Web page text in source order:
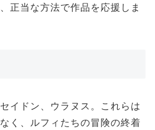
正当な方法で作品を応援しま
イドン、ウラヌス。これらは
く、ルフィたちの冒険の終着